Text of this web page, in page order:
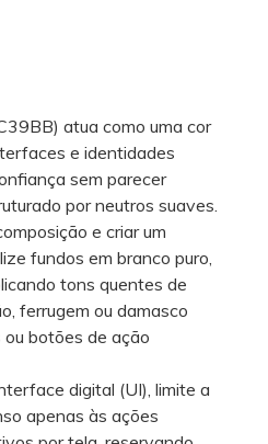
atua como uma cor
e identidades
sem parecer
por neutros suaves.
e criar um
fundos em branco puro,
tons quentes de
ferrugem ou damasco
botões de ação
digital (UI), limite a
apenas às ações